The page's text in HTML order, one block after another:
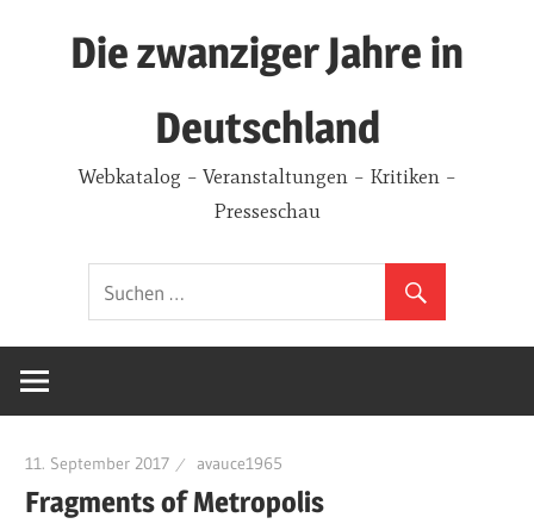
Die zwanziger Jahre in
Deutschland
Webkatalog – Veranstaltungen – Kritiken –
Presseschau
11. September 2017 avauce1965
Fragments of Metropolis